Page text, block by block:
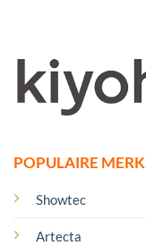
POPULAIRE
Showtec
Artecta